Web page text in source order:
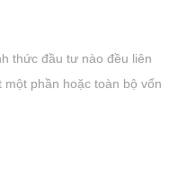
thức đầu tư nào đều liên
một phần hoặc toàn bộ vốn